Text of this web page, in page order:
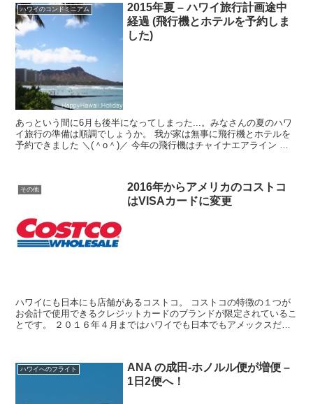
ハワイのコンドミニアム
2015年夏 – ハワイ旅行計画途中
経過 (飛行機とホテルを予約しま
した)
あっという間に6月も後半になってしまった...。みなさんの夏のハワ
イ旅行の準備は順調でしょうか。 我が家は無事に飛行機とホテルを
予約できました ＼(＾o＾)／ 今年の飛行機はチャイナエアライン チ
その他
2016年からアメリカのコストコ
はVISAカードに変更
ハワイにも日本にも店舗があるコストコ。 コストコの特徴の１つが
お会計で使用できるクレジットカードのブランドが限定されているこ
とです。 ２０１６年４月まではハワイでも日本でもアメックスだけ
ハワイへのフライト
ANA の成田-ホノルル便が増便 –
1日2便へ！